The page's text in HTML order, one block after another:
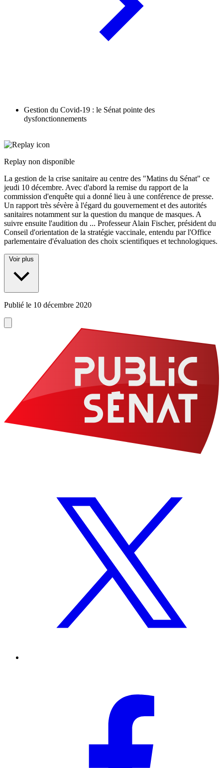
Gestion du Covid-19 : le Sénat pointe des
dysfonctionnements
Replay non disponible
La gestion de la crise sanitaire au centre des "Matins du Sénat" ce
jeudi 10 décembre. Avec d'abord la remise du rapport de la
commission d'enquête qui a donné lieu à une conférence de presse.
Un rapport très sévère à l'égard du gouvernement et des autorités
sanitaires notamment sur la question du manque de masques. A
suivre ensuite l'audition du ... Professeur Alain Fischer, président du
Conseil d'orientation de la stratégie vaccinale, entendu par l'Office
parlementaire d'évaluation des choix scientifiques et technologiques.
Voir plus
Publié le 10 décembre 2020